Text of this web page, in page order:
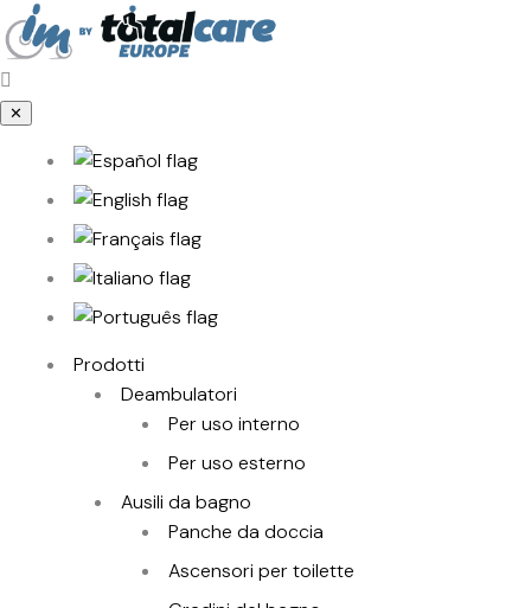
✕
Prodotti
Deambulatori
Per uso interno
Per uso esterno
Ausili da bagno
Panche da doccia
Ascensori per toilette